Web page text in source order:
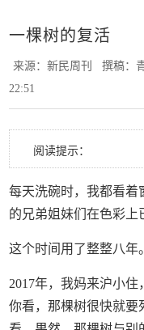
一棵树的复活
来源：新民周刊撰稿：
22:51
阅读提示：
每天洗碗时，我都看着
的兄弟姐妹们在色彩上
这个时间用了整整八年。
2017年，我妈来沪小住
你看，那棵树很快就要